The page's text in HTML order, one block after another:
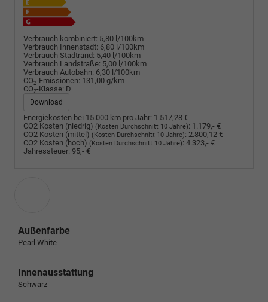
Verbrauch kombiniert: 5,80 l/100km
Verbrauch Innenstadt: 6,80 l/100km
Verbrauch Stadtrand: 5,40 l/100km
Verbrauch Landstraße: 5,00 l/100km
Verbrauch Autobahn: 6,30 l/100km
CO2-Emissionen: 131,00 g/km
CO2-Klasse: D
Download
Energiekosten bei 15.000 km pro Jahr: 1.517,28 €
CO2 Kosten (niedrig) (Kosten Durchschnitt 10 Jahre): 1.179,- €
CO2 Kosten (mittel) (Kosten Durchschnitt 10 Jahre): 2.800,12 €
CO2 Kosten (hoch) (Kosten Durchschnitt 10 Jahre): 4.323,- €
Jahressteuer: 95,- €
Außenfarbe
Pearl White
Innenausstattung
Schwarz